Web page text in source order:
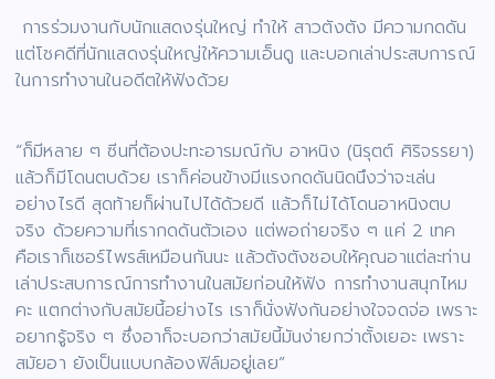
การร่วมงานกับนักแสดงรุ่นใหญ่ ทำให้ สาวตังตัง มีความกดดัน
แต่โชคดีที่นักแสดงรุ่นใหญ่ให้ความเอ็นดู และบอกเล่าประสบการณ์
ในการทำงานในอดีตให้ฟังด้วย
“ก็มีหลาย ๆ ซีนที่ต้องปะทะอารมณ์กับ อาหนิง (นิรุตต์ ศิริจรรยา)
แล้วก็มีโดนตบด้วย เราก็ค่อนข้างมีแรงกดดันนิดนึงว่าจะเล่น
อย่างไรดี สุดท้ายก็ผ่านไปได้ด้วยดี แล้วก็ไม่ได้โดนอาหนิงตบ
จริง ด้วยความที่เรากดดันตัวเอง แต่พอถ่ายจริง ๆ แค่ 2 เทค
คือเราก็เซอร์ไพรส์เหมือนกันนะ แล้วตังตังชอบให้คุณอาแต่ละท่าน
เล่าประสบการณ์การทำงานในสมัยก่อนให้ฟัง การทำงานสนุกไหม
คะ แตกต่างกับสมัยนี้อย่างไร เราก็นั่งฟังกันอย่างใจจดจ่อ เพราะ
อยากรู้จริง ๆ ซึ่งอาก็จะบอกว่าสมัยนี้มันง่ายกว่าตั้งเยอะ เพราะ
สมัยอา ยังเป็นแบบกล้องฟิล์มอยู่เลย”